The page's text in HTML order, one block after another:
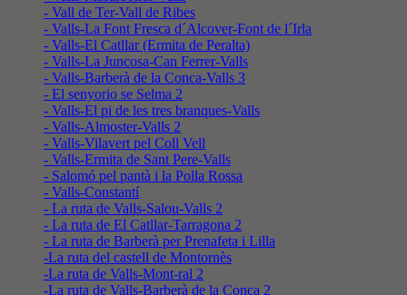
- Vall de Ter-Vall de Ribes
- Valls-La Font Fresca d´Alcover-Font de l´Irla
- Valls-El Catllar (Ermita de Peralta)
- Valls-La Juncosa-Can Ferrer-Valls
- Valls-Barberà de la Conca-Valls 3
- El senyorio se Selma 2
- Valls-El pi de les tres branques-Valls
- Valls-Almoster-Valls 2
- Valls-Vilavert pel Coll Vell
- Valls-Ermita de Sant Pere-Valls
- Salomó pel pantà i la Polla Rossa
- Valls-Constantí
- La ruta de Valls-Salou-Valls 2
- La ruta de El Catllar-Tarragona 2
- La ruta de Barberà per Prenafeta i Lilla
-La ruta del castell de Montornès
-La ruta de Valls-Mont-ral 2
-La ruta de Valls-Barberà de la Conca 2